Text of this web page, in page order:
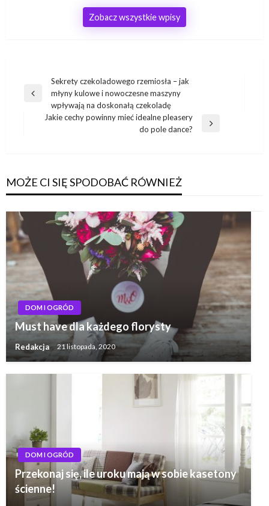
Zobacz wszystkie wpisy
Nawigacja
wpisu
Poprzedni
Sekrety czekoladowego rzemiosła – jak
młyny kulowe i nowoczesne maszyny
wpływają na doskonałą czekoladę
Jakie cechy powinny mieć idealne pleasery
do pole dance?
MOŻE CI SIĘ SPODOBAĆ RÓWNIEŻ
DOM I OGRÓD
Must have dla każdego florysty
Redakcja 21 listopada, 2020
DOM I OGRÓD
Przekonaj się, ile uroku mają w sobie kasetony
ścienne!